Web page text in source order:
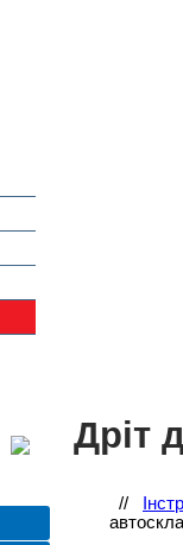
Дріт
//